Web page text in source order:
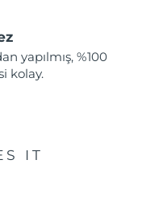
yapılmış, %100
kolay.
IT